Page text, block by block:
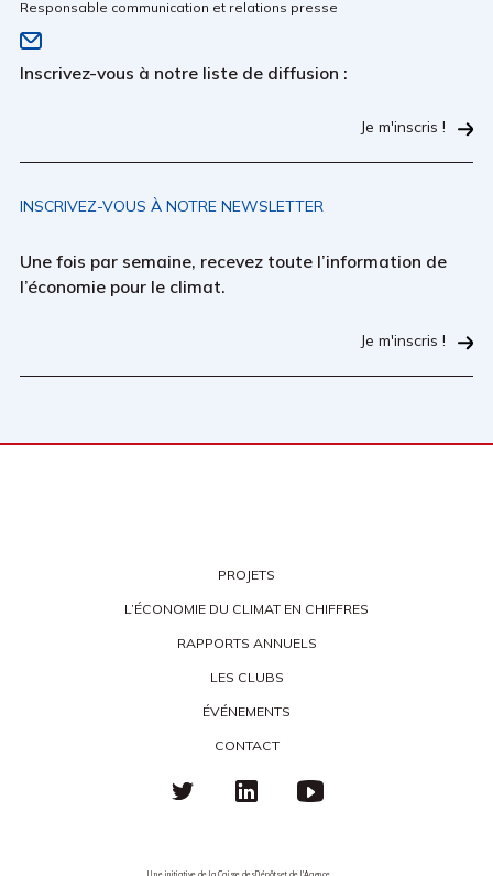
Responsable communication et relations presse
Inscrivez-vous à notre liste de diffusion :
Je m'inscris !
INSCRIVEZ-VOUS À NOTRE NEWSLETTER
Une fois par semaine, recevez toute l’information de
l’économie pour le climat.
Je m'inscris !
PROJETS
L’ÉCONOMIE DU CLIMAT EN CHIFFRES
RAPPORTS ANNUELS
LES CLUBS
ÉVÉNEMENTS
CONTACT
Une initiative de la Caisse des Dépôts et de l'Agence